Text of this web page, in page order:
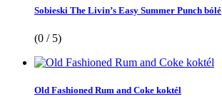
Sobieski The Livin’s Easy Summer Punch bólé
(0 / 5)
Old Fashioned Rum and Coke koktél